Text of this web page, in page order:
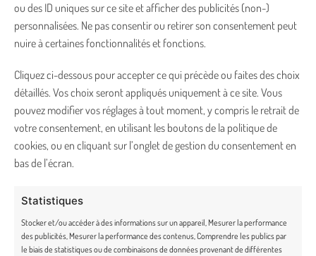
ou des ID uniques sur ce site et afficher des publicités (non-)
personnalisées. Ne pas consentir ou retirer son consentement peut
nuire à certaines fonctionnalités et fonctions.
Cliquez ci-dessous pour accepter ce qui précède ou faites des choix
détaillés. Vos choix seront appliqués uniquement à ce site. Vous
pouvez modifier vos réglages à tout moment, y compris le retrait de
votre consentement, en utilisant les boutons de la politique de
cookies, ou en cliquant sur l’onglet de gestion du consentement en
bas de l’écran.
Statistiques
Stocker et/ou accéder à des informations sur un appareil, Mesurer la performance
des publicités, Mesurer la performance des contenus, Comprendre les publics par
le biais de statistiques ou de combinaisons de données provenant de différentes
Foire aux Questions
Carte cadeau
Fidélité
Rétractation et retours
CONTACT
Lundi – vendredi de 9h30 à 17h30